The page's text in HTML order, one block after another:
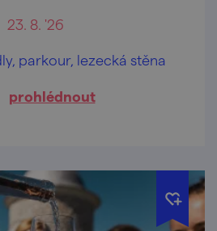
23. 8. '26
parkour, lezecká stěna
prohlédnout